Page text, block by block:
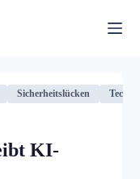
Sicherheitslücken
KI-